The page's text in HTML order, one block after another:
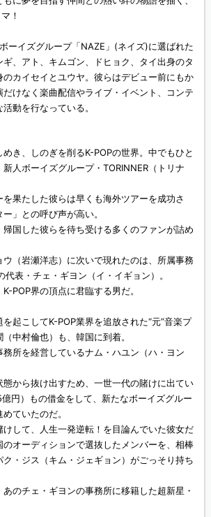
！
ーイズグループ「NAZE」(ネイズ)に選ばれた
、アト、キムゴン、ドヒョク、タイ出身のタ
のカイセイとユウヤ。彼らはデビュー前にもか
けなく楽曲配信やライブ・イベント、コンテ
動を行なっている。
き、しのぎを削るK-POPの世界。中でもひと
人ボーイズグループ・TORINNER（トリナ
果たした彼らは早くも海外ツアーを成功さ
」との呼び声が高い。
国した彼らを待ち受ける多くのファンが詰め
ウ（岩瀬洋志）に次いで現れたのは、所属事務
表・チェ・ギヨン（イ・イギョン）。
POP界の頂点に君臨する男だ。
起こしてK-POP業界を追放された“元”音楽プ
中村倫也）も、韓国に到着。
所を経営しているナム・ハユン（ハ・ヨン
から抜け出すため、一世一代の賭けに出てい
円）もの借金をして、新たなボーイズグルー
ていたのだ。
けして、人生一発逆転！を目論んでいた彼女だ
オーディションで選抜したメンバーを、相棒
・ジス（キム・ジェギョン）がごっそり持ち
のチェ・ギヨンの事務所に移籍した超新星・